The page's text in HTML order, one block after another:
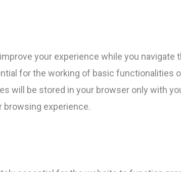
your experience while you
for the working of basic functionalities
will be stored in your browser only with
experience.